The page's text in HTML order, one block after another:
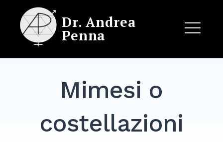
content
Dr. Andrea
Penna
Mimesi o
costellazioni